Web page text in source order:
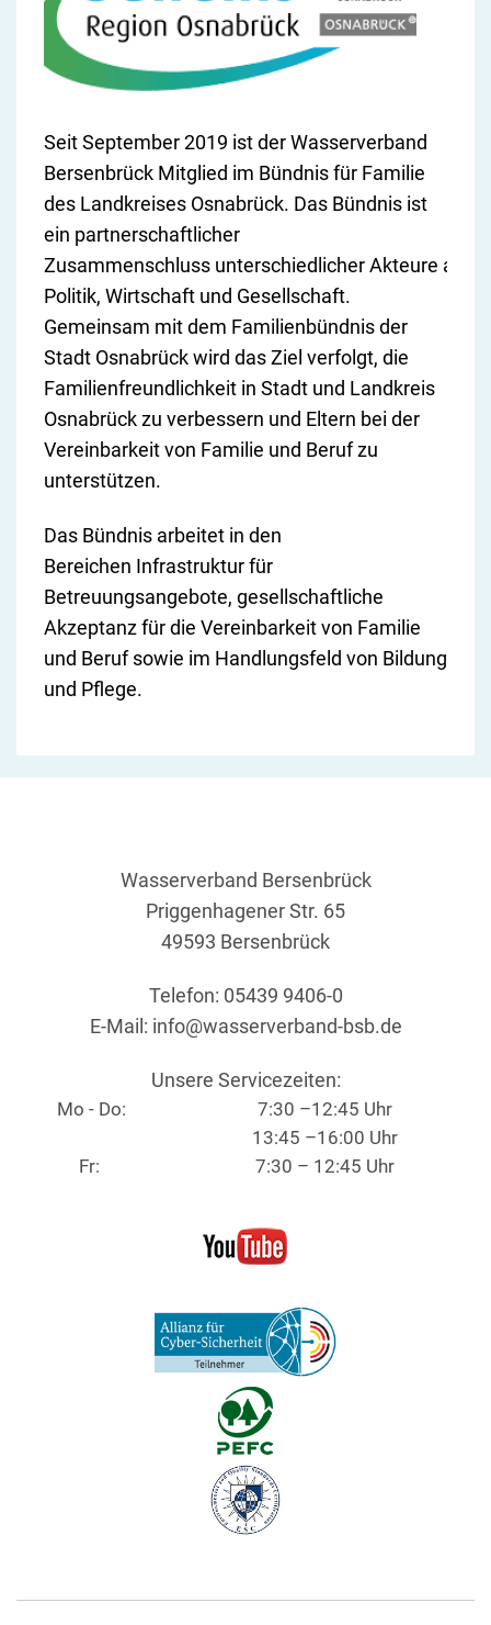
Seit September 2019 ist der Wasserverband
Bersenbrück Mitglied im Bündnis für Familie
des Landkreises Osnabrück. Das Bündnis ist
ein partnerschaftlicher
Zusammenschluss unterschiedlicher Akteure aus
Politik, Wirtschaft und Gesellschaft.
Gemeinsam mit dem Familienbündnis der
Stadt Osnabrück wird das Ziel verfolgt, die
Familienfreundlichkeit in Stadt und Landkreis
Osnabrück zu verbessern und Eltern bei der
Vereinbarkeit von Familie und Beruf zu
unterstützen.
Das Bündnis arbeitet in den
Bereichen Infrastruktur für
Betreuungsangebote, gesellschaftliche
Akzeptanz für die Vereinbarkeit von Familie
und Beruf sowie im Handlungsfeld von Bildung
und Pflege.
Wasserverband Bersenbrück
Priggenhagener Str. 65
49593 Bersenbrück
Telefon: 05439 9406-0
E-Mail: info@wasserverband-bsb.de
Unsere Servicezeiten:
Mo - Do:
7:30 –12:45 Uhr
13:45 –16:00 Uhr
Fr:
7:30 – 12:45 Uhr